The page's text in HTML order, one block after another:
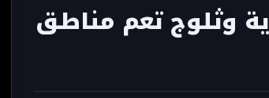
وثلوج تعم مناطق